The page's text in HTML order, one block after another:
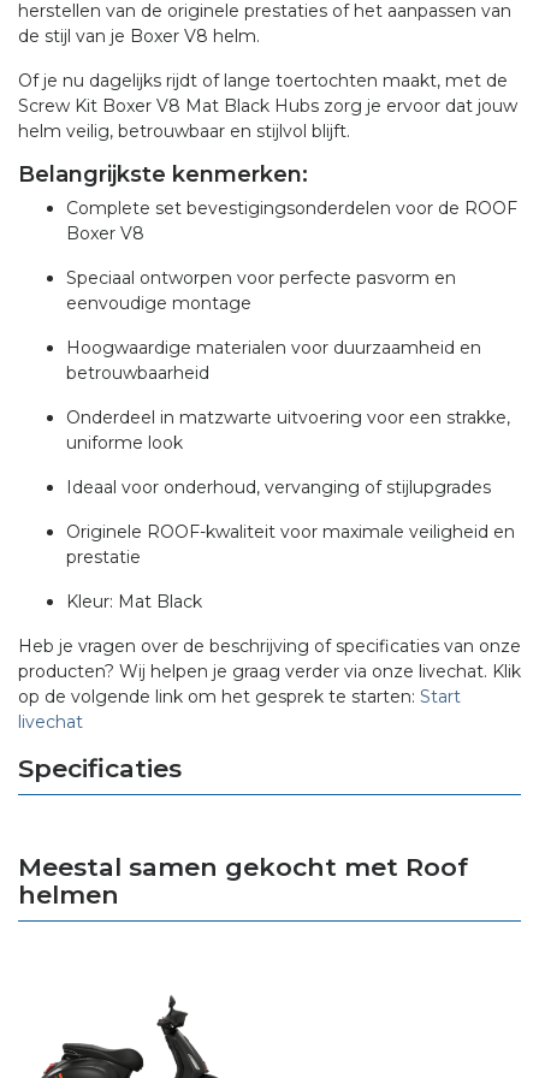
herstellen van de originele prestaties of het aanpassen van
de stijl van je Boxer V8 helm.
Of je nu dagelijks rijdt of lange toertochten maakt, met de
Screw Kit Boxer V8 Mat Black Hubs zorg je ervoor dat jouw
helm veilig, betrouwbaar en stijlvol blijft.
Belangrijkste kenmerken:
Complete set bevestigingsonderdelen voor de ROOF
Boxer V8
Speciaal ontworpen voor perfecte pasvorm en
eenvoudige montage
Hoogwaardige materialen voor duurzaamheid en
betrouwbaarheid
Onderdeel in matzwarte uitvoering voor een strakke,
uniforme look
Ideaal voor onderhoud, vervanging of stijlupgrades
Originele ROOF-kwaliteit voor maximale veiligheid en
prestatie
Kleur: Mat Black
Heb je vragen over de beschrijving of specificaties van onze
producten? Wij helpen je graag verder via onze livechat. Klik
op de volgende link om het gesprek te starten: Start
livechat
Specificaties
Meestal samen gekocht met Roof
helmen